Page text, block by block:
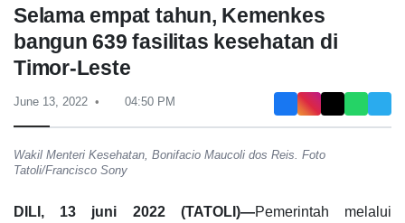
Selama empat tahun, Kemenkes
bangun 639 fasilitas kesehatan di
Timor-Leste
June 13, 2022 04:50 PM
Wakil Menteri Kesehatan, Bonifacio Maucoli dos Reis. Foto
Tatoli/Francisco Sony
DILI, 13 juni 2022 (TATOLI)—Pemerintah melalui